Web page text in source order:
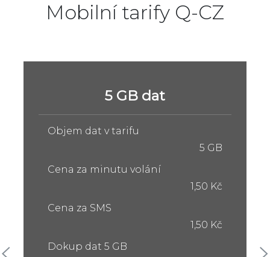
Mobilní tarify Q-CZ
5 GB dat
Objem dat v tarifu
5 GB
Cena za minutu volání
1,50 Kč
Cena za SMS
1,50 Kč
Dokup dat 5 GB